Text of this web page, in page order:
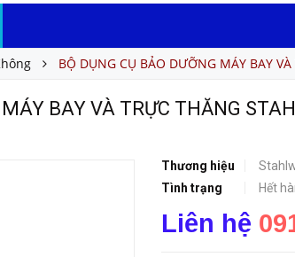
BỘ DỤNG CỤ BẢO DƯỠNG MÁY BAY
MÁY BAY VÀ TRỰC THĂNG
Thương hiệu
Tình trạng
Hết
Liên hệ